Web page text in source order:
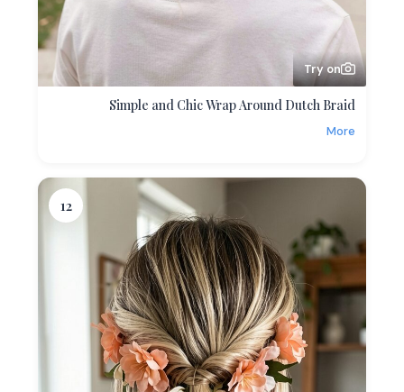
Try on
Simple and Chic Wrap Around Dutch Braid
More
12